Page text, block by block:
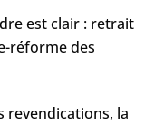
est clair : retrait
réforme des
revendications, la